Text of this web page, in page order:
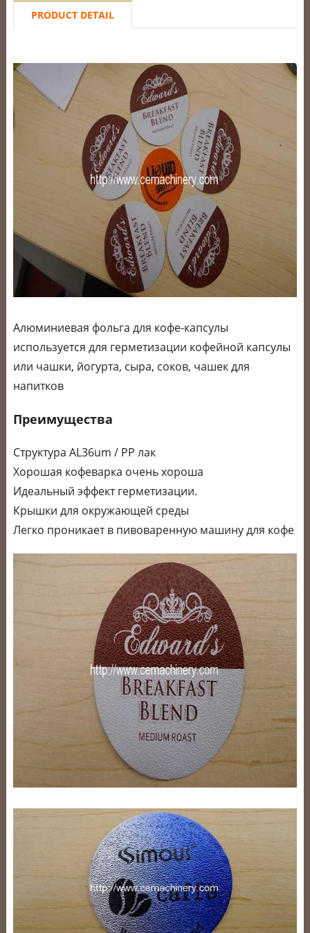
PRODUCT DETAIL
Алюминиевая фольга для кофе-капсулы
используется для герметизации кофейной капсулы
или чашки, йогурта, сыра, соков, чашек для
напитков
Преимущества
Структура AL36um / PP лак
Хорошая кофеварка очень хороша
Идеальный эффект герметизации.
Крышки для окружающей среды
Легко проникает в пивоваренную машину для кофе